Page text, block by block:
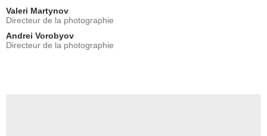
Valeri Martynov
Directeur de la photographie
Andrei Vorobyov
Directeur de la photographie